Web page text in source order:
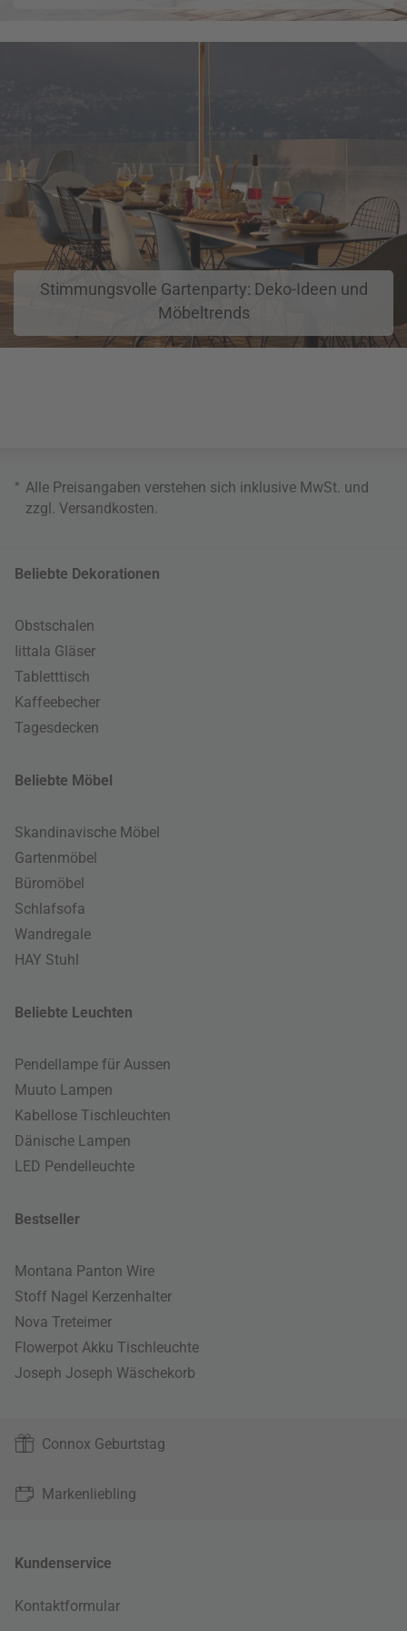
Stimmungsvolle Gartenparty: Deko-Ideen und
Möbeltrends
* Alle Preisangaben verstehen sich inklusive MwSt. und
zzgl. Versandkosten
Beliebte Dekorationen
Obstschalen
Iittala Gläser
Tabletttisch
Kaffeebecher
Tagesdecken
Beliebte Möbel
Skandinavische Möbel
Gartenmöbel
Büromöbel
Schlafsofa
Wandregale
HAY Stuhl
Beliebte Leuchten
Pendellampe für Aussen
Muuto Lampen
Kabellose Tischleuchten
Dänische Lampen
LED Pendelleuchte
Bestseller
Montana Panton Wire
Stoff Nagel Kerzenhalter
Nova Treteimer
Flowerpot Akku Tischleuchte
Joseph Joseph Wäschekorb
Connox Geburtstag
Markenliebling
Kundenservice
Kontaktformular